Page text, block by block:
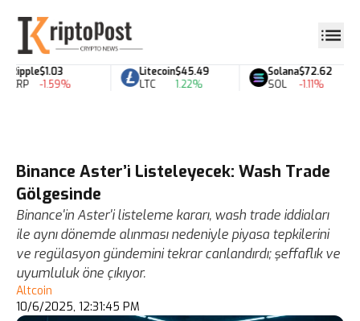
Ripple
XRP
$1.03
-1.59%
Litecoin
LTC
$45.49
1.22%
Solana
SOL
$72.62
-1.11%
Binance Aster’i Listeleyecek: Wash Trade
Gölgesinde
Binance'in Aster'i listeleme kararı, wash trade iddiaları
ile aynı dönemde alınması nedeniyle piyasa tepkilerini
ve regülasyon gündemini tekrar canlandırdı; şeffaflık ve
uyumluluk öne çıkıyor.
Altcoin
10/6/2025, 12:31:45 PM